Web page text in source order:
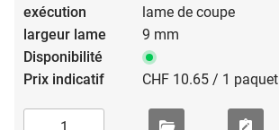
lame de coupe
9 mm
CHF 10.65 / 1 paquet